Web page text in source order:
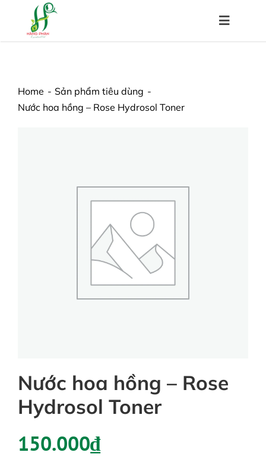
content
Toggle
Về chúng tôi
Hệ thống đại lý
Tài khoản
Home
Sản phẩm tiêu dùng
Nước hoa hồng – Rose Hydrosol Toner
Nước hoa hồng – Rose
Hydrosol Toner
150.000₫